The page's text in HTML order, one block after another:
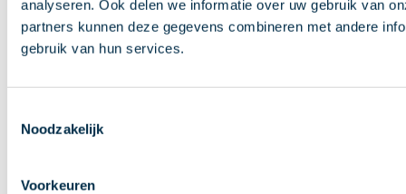
analyseren. Ook delen we informatie over uw gebruik van
partners kunnen deze gegevens combineren met andere
gebruik van hun services.
Noodzakelijk
Voorkeuren